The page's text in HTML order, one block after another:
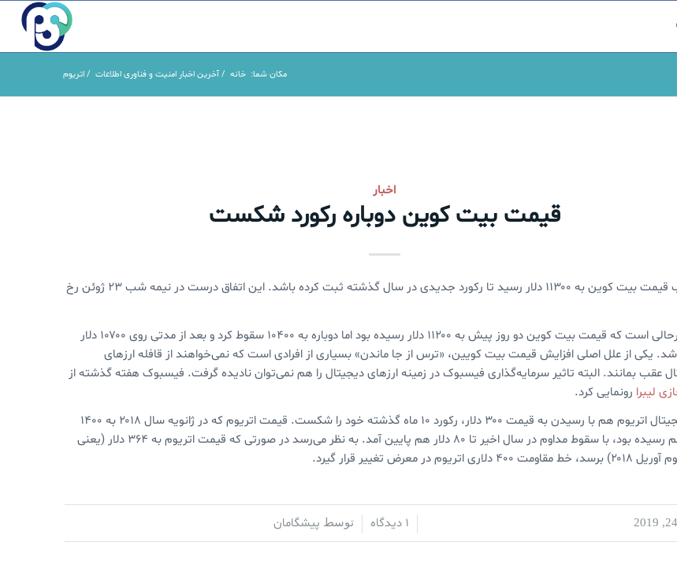
مکان شما: خانه / آخرین اخبار امنیت و فناوری اطلاعات / اتریوم
اخبار
قیمت بیت کوین دوباره رکورد شکست
دیشب قیمت بیت کوین به ۱۱۳۰۰ دلار رسید تا رکورد جدیدی در سال گذشته ثبت کرده باشد. این اتفاق درست در نیمه شب ۲۳ ژوئن رخ
این درحالی است که قیمت بیت کوین دو روز پیش به ۱۱۲۰۰ دلار رسیده بود اما دوباره به ۱۰۴۰۰ سقوط کرد و بعد از مدتی روی ۱۰۷۰۰ دلار
یکی از علل اصلی افزایش قیمت بیت کویین،‌ «ترس از جا ماندن» بسیاری از افرادی است که نمی‌خواهند از قافله ارزهای
عقب بمانند. البته تاثیر سرمایه‌گذاری فیسبوک در زمینه ارزهای دیجیتال را هم نمی‌توان نادیده گرفت. فیسبوک هفته گذشته از
لیبرا رونمایی کرد.
ارز دیجیتال اتریوم هم با رسیدن به قیمت ۳۰۰ دلار، رکورد ۱۰ ماه گذشته خود را شکست. قیمت اتریوم که در ژانویه سال ۲۰۱۸ به ۱۴۰۰
دلار هم رسیده بود، با سقوط مداوم در سال اخیر تا ۸۰ دلار هم پایین آمد. به نظر می‌رسد در صورتی که قیمت اتریوم به ۳۶۴ دلار (یعنی
۴۰۰ دلاری اتریوم در معرض تغییر قرار گیرد.
1 دیدگاه توسط پیشگامان